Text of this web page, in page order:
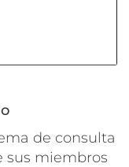
de consulta
sus miembros